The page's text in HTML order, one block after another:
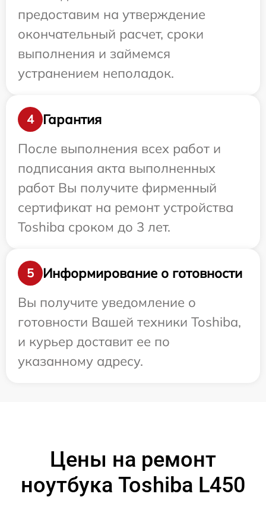
предоставим на утверждение
окончательный расчет, сроки
выполнения и займемся
устранением неполадок.
4
Гарантия
После выполнения всех работ и
подписания акта выполненных
работ Вы получите фирменный
сертификат на ремонт устройства
Toshiba сроком до 3 лет.
5
Информирование о готовности
Вы получите уведомление о
готовности Вашей техники Toshiba,
и курьер доставит ее по
указанному адресу.
Цены на ремонт
ноутбука Toshiba L450